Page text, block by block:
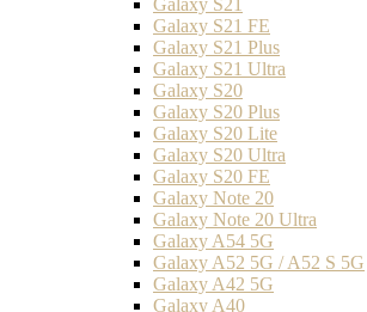
Galaxy S21
Galaxy S21 FE
Galaxy S21 Plus
Galaxy S21 Ultra
Galaxy S20
Galaxy S20 Plus
Galaxy S20 Lite
Galaxy S20 Ultra
Galaxy S20 FE
Galaxy Note 20
Galaxy Note 20 Ultra
Galaxy A54 5G
Galaxy A52 5G / A52 S 5G
Galaxy A42 5G
Galaxy A40